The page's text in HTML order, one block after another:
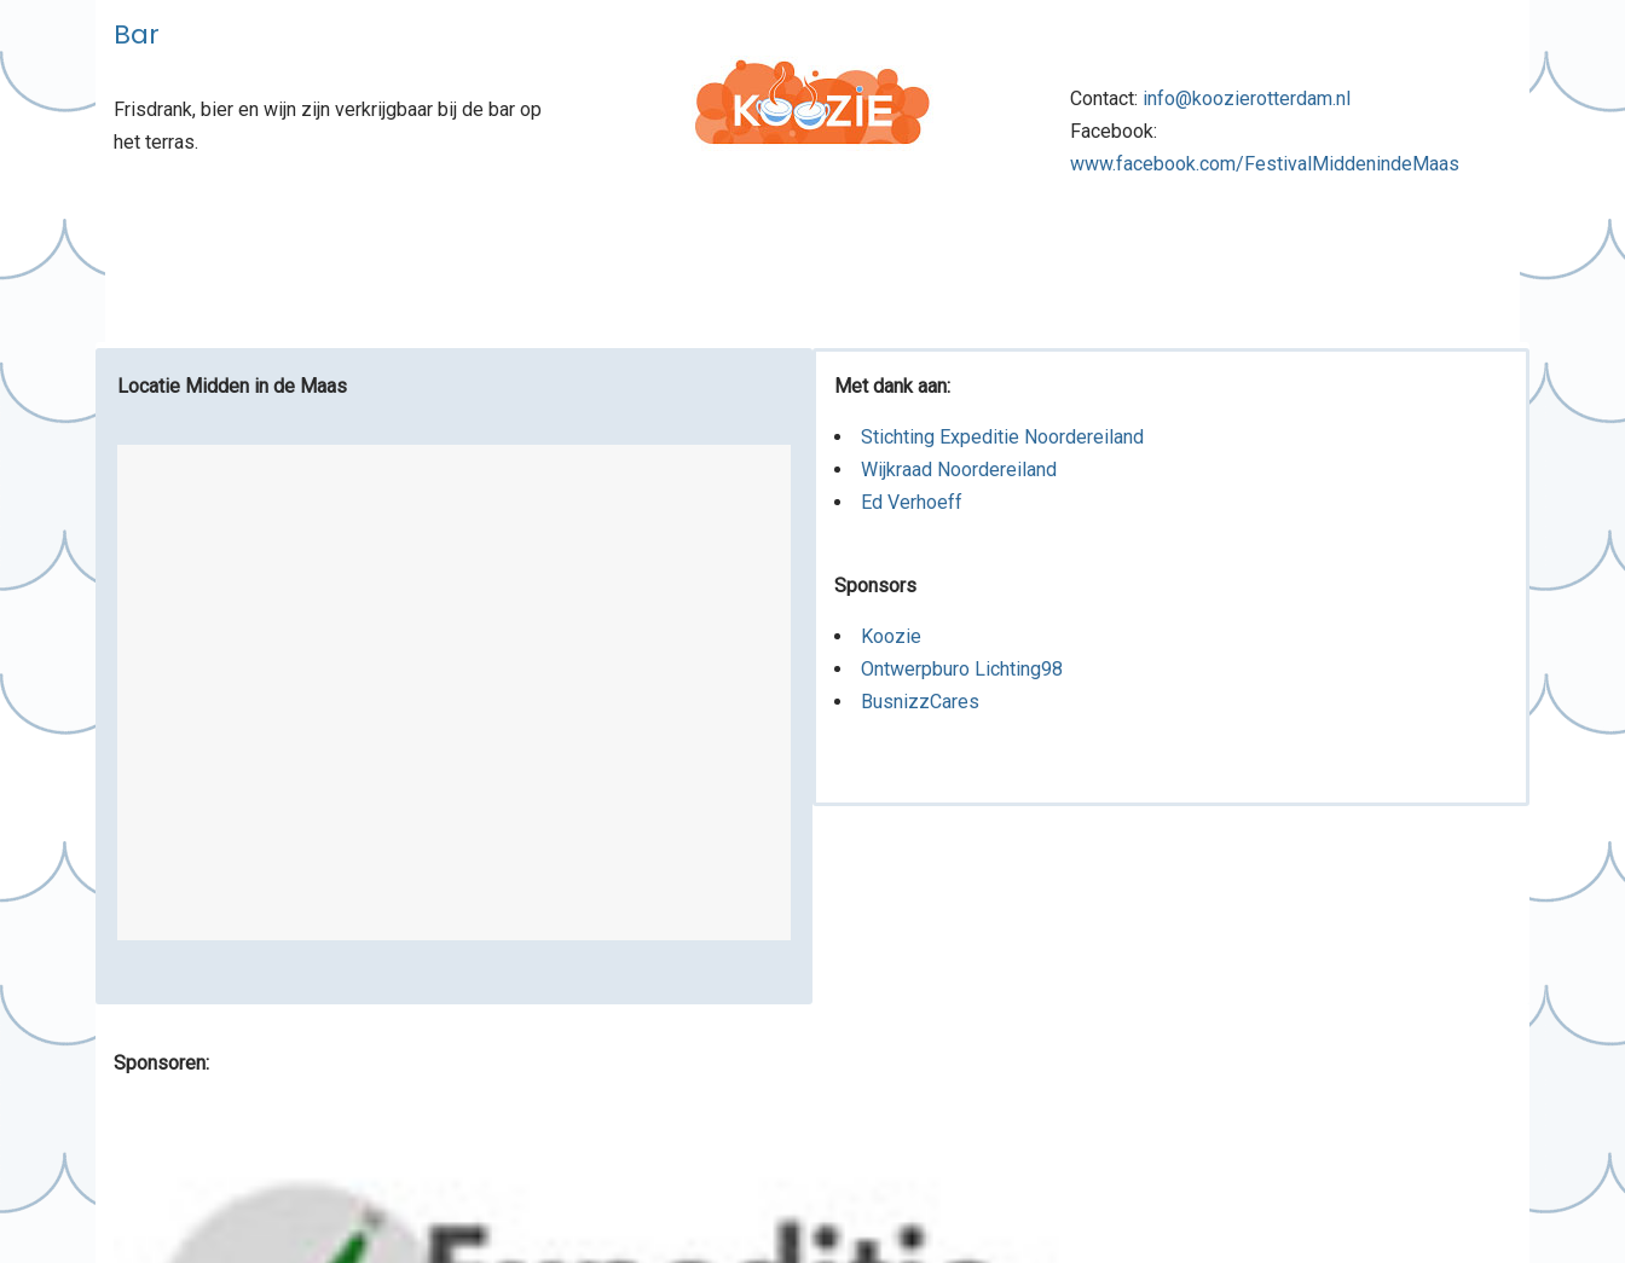
Bar
Frisdrank, bier en wijn zijn verkrijgbaar bij de bar op
het terras.
Contact: info@koozierotterdam.nl
Facebook:
www.facebook.com/FestivalMiddenindeMaas
Locatie Midden in de Maas Met dank aan:
Stichting Expeditie Noordereiland
Wijkraad Noordereiland
Ed Verhoeff
Sponsors
Koozie
Ontwerpburo Lichting98
BusnizzCares
Sponsoren: